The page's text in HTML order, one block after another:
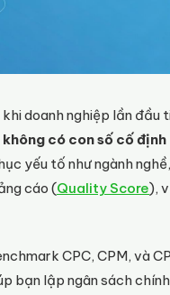
doanh nghiệp lần đầu
không có con số cố định
yếu tố như ngành
cáo (Quality Score),
CPC, CPM, và
bạn lập ngân sách